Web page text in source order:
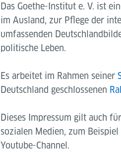
Das Goethe-Institut e. V. ist
im Ausland, zur Pflege der
umfassenden
politische Leben.
Es arbeitet im Rahmen seiner
Deutschland geschlossenen
Dieses Impressum gilt auch
sozialen Medien, zum
Youtube-Channel.